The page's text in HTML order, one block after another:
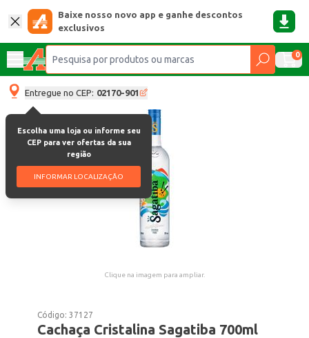
Baixe nosso novo app e ganhe descontos
exclusivos
0
Entregue no CEP: 02170-901
Escolha uma loja ou informe seu
CEP para ver ofertas da sua
região
INFORMAR LOCALIZAÇÃO
Clique na imagem para ampliar.
Código:37127
Cachaça Cristalina Sagatiba 700ml